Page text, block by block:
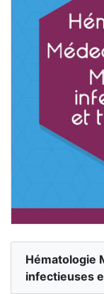
Hématologie
infectieuses